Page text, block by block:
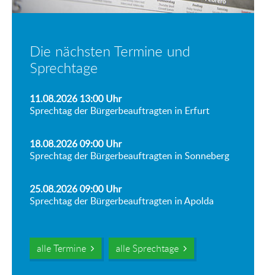
Die nächsten Termine und
Sprechtage
11.08.2026 13:00Uhr
Sprechtag der Bürgerbeauftragten in Erfurt
18.08.2026 09:00Uhr
Sprechtag der Bürgerbeauftragten in Sonneberg
25.08.2026 09:00Uhr
Sprechtag der Bürgerbeauftragten in Apolda
alle Termine alle Sprechtage